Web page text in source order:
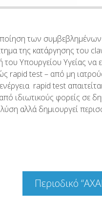
των
της κατάργησης
Υπουργείου Υγείας να
rapid test – από μη
rapid test
ιδιωτικούς φορείς σε
αλλά δημιουργεί
Περιοδικό